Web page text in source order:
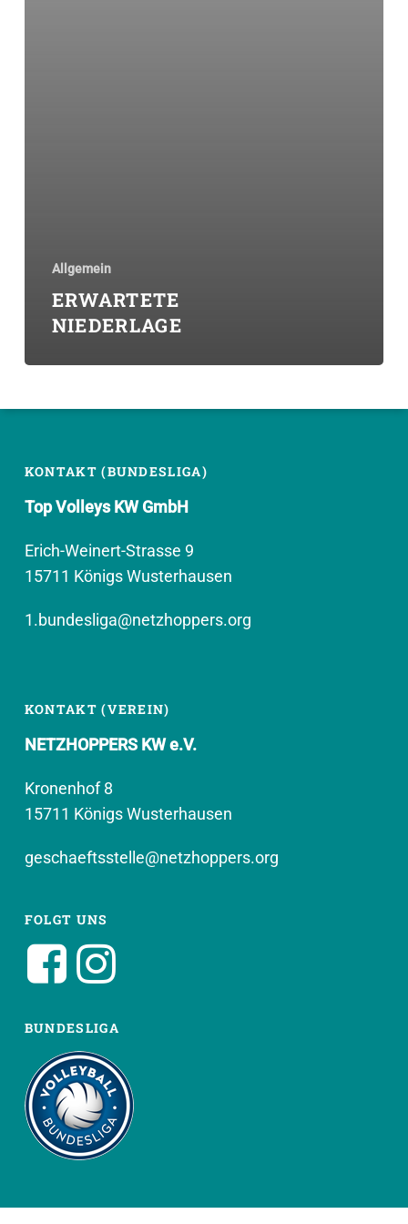
Allgemein
ERWARTETE
NIEDERLAGE
KONTAKT (BUNDESLIGA)
Top Volleys KW GmbH
Erich-Weinert-Strasse 9
15711 Königs Wusterhausen
1.bundesliga@netzhoppers.org
KONTAKT (VEREIN)
NETZHOPPERS KW e.V.
Kronenhof 8
15711 Königs Wusterhausen
geschaeftsstelle@netzhoppers.org
FOLGT UNS
BUNDESLIGA